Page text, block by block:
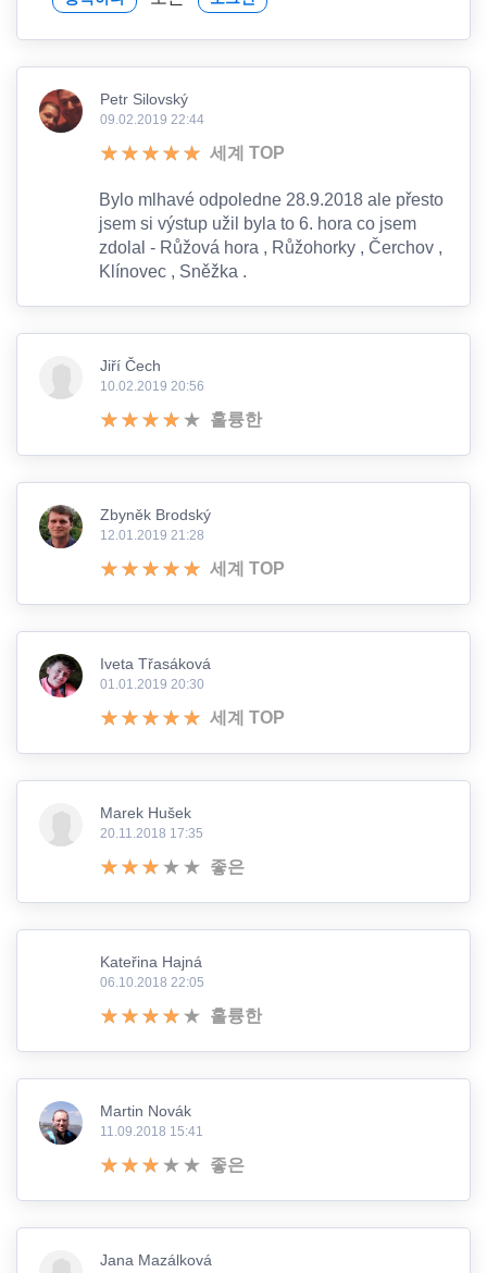
Petr Silovský
09.02.2019 22:44
세계 TOP
Bylo mlhavé odpoledne 28.9.2018 ale přesto
jsem si výstup užil byla to 6. hora co jsem
zdolal - Růžová hora , Růžohorky , Čerchov ,
Klínovec , Sněžka .
Jiří Čech
10.02.2019 20:56
훌륭한
Zbyněk Brodský
12.01.2019 21:28
세계 TOP
Iveta Třasáková
01.01.2019 20:30
세계 TOP
Marek Hušek
20.11.2018 17:35
좋은
Kateřina Hajná
06.10.2018 22:05
훌륭한
Martin Novák
11.09.2018 15:41
좋은
Jana Mazálková